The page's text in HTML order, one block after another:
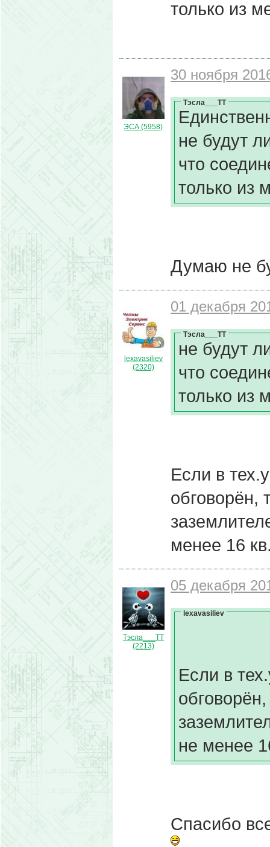
только из
ЭСА (5958)
30 ноября
Тэсла___ТТ
не будут
что
только из
Думаю не
lexavasiliev
(2320)
01 декабря
Тэсла___ТТ
не будут
что
только из
Если в
менее 16
Тэсла___ТТ
(2213)
05 декабря
lexavasiliev
Если в
не менее
Спасибо